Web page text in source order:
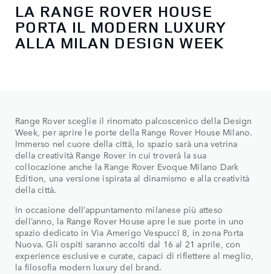
LA RANGE ROVER HOUSE
PORTA IL MODERN LUXURY
ALLA MILAN DESIGN WEEK
Range Rover sceglie il rinomato palcoscenico della Design
Week, per aprire le porte della Range Rover House Milano.
Immerso nel cuore della città, lo spazio sarà una vetrina
della creatività Range Rover in cui troverà la sua
collocazione anche la Range Rover Evoque Milano Dark
Edition, una versione ispirata al dinamismo e alla creatività
della città.
In occasione dell’appuntamento milanese più atteso
dell’anno, la Range Rover House apre le sue porte in uno
spazio dedicato in Via Amerigo Vespucci 8, in zona Porta
Nuova. Gli ospiti saranno accolti dal 16 al 21 aprile, con
experience esclusive e curate, capaci di riflettere al meglio,
la filosofia modern luxury del brand.